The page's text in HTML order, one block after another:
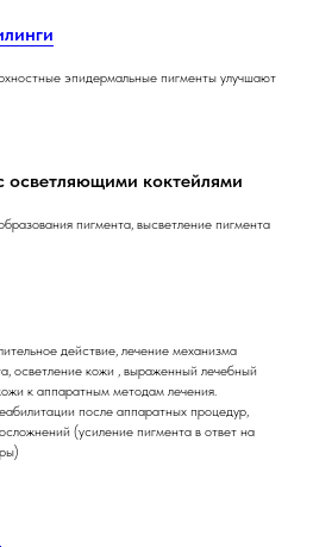
эпидермальные пигменты улучшают
осветляющими коктейлями
пигмента, высветление пигмента
действие, лечение механизма
осветление кожи , выраженный лечебный
к аппаратным методам лечения.
после аппаратных процедур,
(усиление пигмента в ответ на